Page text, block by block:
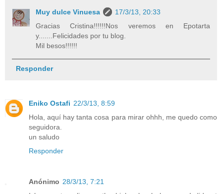
Muy dulce Vinuesa
17/3/13, 20:33
Gracias Cristina!!!!!!Nos veremos en Epotarta
y.......Felicidades por tu blog.
Mil besos!!!!!!
Responder
Eniko Ostafi 22/3/13, 8:59
Hola, aquí hay tanta cosa para mirar ohhh, me quedo como
seguidora.
un saludo
Responder
Anónimo 28/3/13, 7:21